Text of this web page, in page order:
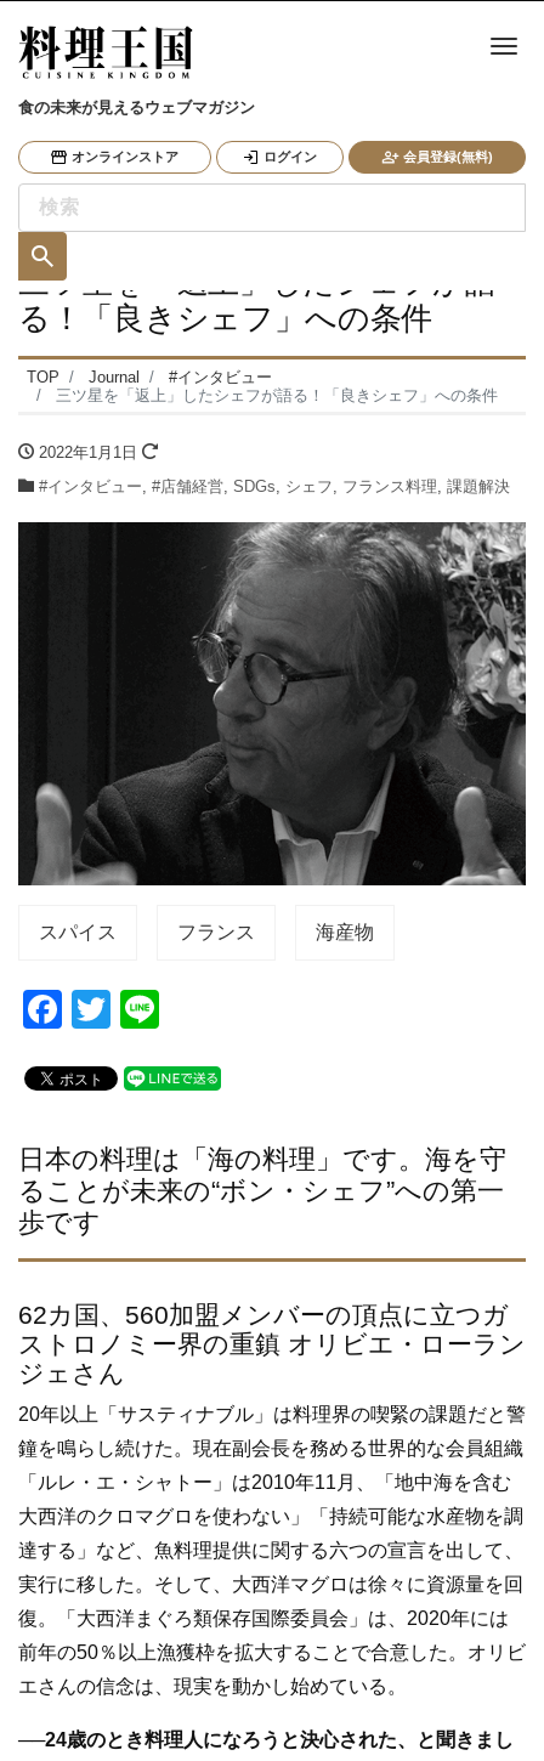
食の未来が見えるウェブマガジン
オンラインストア ログイン 会員登録(無料)
ナ
三ツ星を「返上」したシェフが語
る！「良きシェフ」への条件
TOP Journal
#インタビュー
三ツ星を「返上」したシェフが語る！「良きシェフ」への条件
2022年1月1日
#インタビュー, #店舗経営, SDGs, シェフ, フランス料理, 課題解決
スパイス フランス 海産物
F
c
b
o
o
T
tt
e
日本の料理は「海の料理」です。海を守
ることが未来の“ボン・シェフ”への第一
歩です
62カ国、560加盟メンバーの頂点に立つガ
ストロノミー界の重鎮 オリビエ・ローラン
ジェさん
20年以上「サスティナブル」は料理界の喫緊の課題だと警
鐘を鳴らし続けた。現在副会長を務める世界的な会員組織
「ルレ・エ・シャトー」は2010年11月、「地中海を含む
大西洋のクロマグロを使わない」「持続可能な水産物を調
達する」など、魚料理提供に関する六つの宣言を出して、
実行に移した。そして、大西洋マグロは徐々に資源量を回
復。「大西洋まぐろ類保存国際委員会」は、2020年には
前年の50％以上漁獲枠を拡大することで合意した。オリビ
エさんの信念は、現実を動かし始めている。
──24歳のとき料理人になろうと決心された、と聞きまし